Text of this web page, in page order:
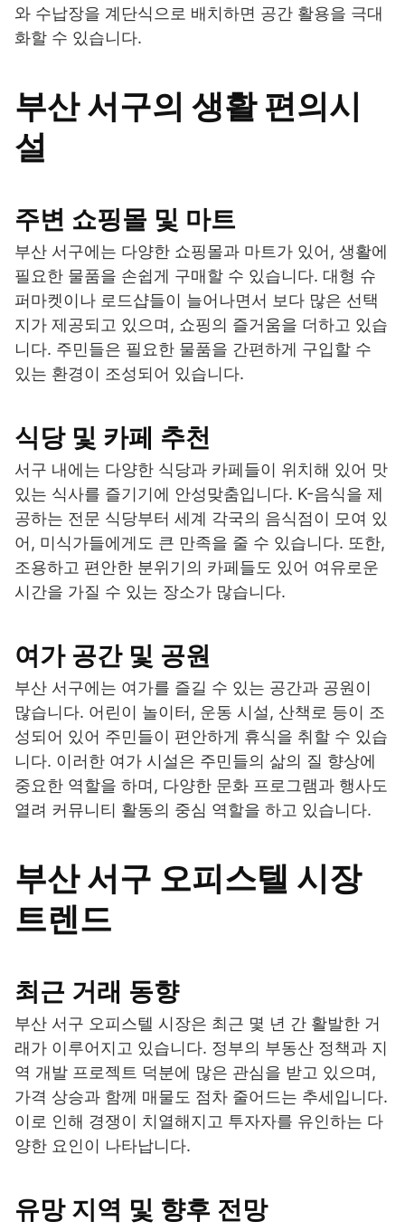
와 수납장을 계단식으로 배치하면 공간 활용을 극대
화할 수 있습니다.
부산 서구의 생활 편의시
설
주변 쇼핑몰 및 마트
부산 서구에는 다양한 쇼핑몰과 마트가 있어, 생활에
필요한 물품을 손쉽게 구매할 수 있습니다. 대형 슈
퍼마켓이나 로드샵들이 늘어나면서 보다 많은 선택
지가 제공되고 있으며, 쇼핑의 즐거움을 더하고 있습
니다. 주민들은 필요한 물품을 간편하게 구입할 수
있는 환경이 조성되어 있습니다.
식당 및 카페 추천
서구 내에는 다양한 식당과 카페들이 위치해 있어 맛
있는 식사를 즐기기에 안성맞춤입니다. K-음식을 제
공하는 전문 식당부터 세계 각국의 음식점이 모여 있
어, 미식가들에게도 큰 만족을 줄 수 있습니다. 또한,
조용하고 편안한 분위기의 카페들도 있어 여유로운
시간을 가질 수 있는 장소가 많습니다.
여가 공간 및 공원
부산 서구에는 여가를 즐길 수 있는 공간과 공원이
많습니다. 어린이 놀이터, 운동 시설, 산책로 등이 조
성되어 있어 주민들이 편안하게 휴식을 취할 수 있습
니다. 이러한 여가 시설은 주민들의 삶의 질 향상에
중요한 역할을 하며, 다양한 문화 프로그램과 행사도
열려 커뮤니티 활동의 중심 역할을 하고 있습니다.
부산 서구 오피스텔 시장
트렌드
최근 거래 동향
부산 서구 오피스텔 시장은 최근 몇 년 간 활발한 거
래가 이루어지고 있습니다. 정부의 부동산 정책과 지
역 개발 프로젝트 덕분에 많은 관심을 받고 있으며,
가격 상승과 함께 매물도 점차 줄어드는 추세입니다.
이로 인해 경쟁이 치열해지고 투자자를 유인하는 다
양한 요인이 나타납니다.
유망 지역 및 향후 전망